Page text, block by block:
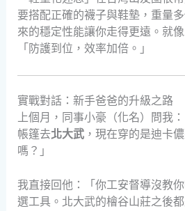
要搭配正確的襪子與鞋墊，重量
來的穩定性能讓你走得更遠。就
「防護到位，效率加倍。」
實戰對話：新手爸爸的升級之路
上個月，同事小豪（化名）問我
帳篷去北大武，現在穿的是迪卡
嗎？」
我直接回他：「你工安督導沒教
選工具。北大武的檜谷山莊之後